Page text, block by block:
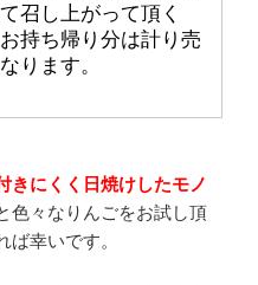
召し上がって頂く
持ち帰り分は計り売
ります。
きにくく 日焼けしたモノ
色々なりんごをお試し頂
ば幸いです。